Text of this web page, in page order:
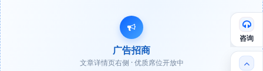
广告招商
文章详情页右侧 · 优质席位开放中
咨询